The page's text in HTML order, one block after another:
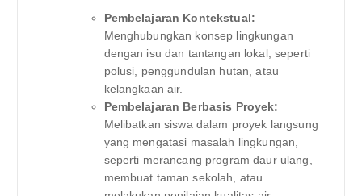
Pembelajaran Kontekstual:
Menghubungkan konsep lingkungan
dengan isu dan tantangan lokal, seperti
polusi, penggundulan hutan, atau
kelangkaan air.
Pembelajaran Berbasis Proyek:
Melibatkan siswa dalam proyek langsung
yang mengatasi masalah lingkungan,
seperti merancang program daur ulang,
membuat taman sekolah, atau